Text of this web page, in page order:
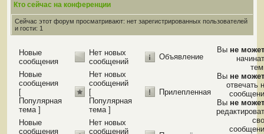
Кто сейчас на конференции
Сейчас этот форум просматривают: нет зарегистрированных пользователей
и гости: 1
Новые
сообщения
Нет новых
сообщений
Объявление
Новые
сообщения
[
Популярная
тема ]
Нет новых
сообщений
[
Популярная
тема ]
Прилепленная
Новые
сообщения
Нет новых
сообщений
Вы не
Вы не
отвечать
Вы не